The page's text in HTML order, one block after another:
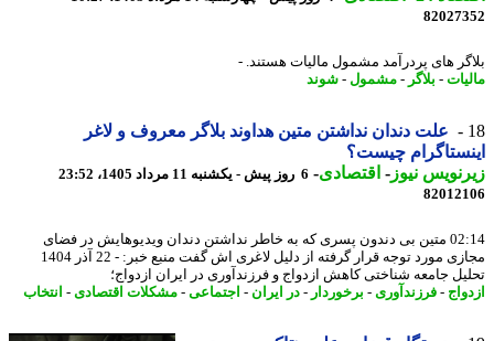
های پردرآمد مشمول مالیات هستند. -
-بلاگر -مشمول-شوند
علت دندان نداشتن متین هداوند بلاگر معروف و لاغر
چیست؟
نیوز-اقتصادی-6 روز پیش - یکشنبه 11 مرداد 1405، 23:52
02:14 متین بی دندون پسری که به خاطر نداشتن دندان ویدیوهایش در فضای
مجازی مورد توجه قرار گرفته از دلیل لاغری اش گفت منبع خبر: - 22 آذر 1404
جامعه شناختی کاهش ازدواج و فرزندآوری در ایران ازدواج؛
-فرزندآوری - برخوردار-در ایران - اجتماعی-مشکلات اقتصادی-انتخاب